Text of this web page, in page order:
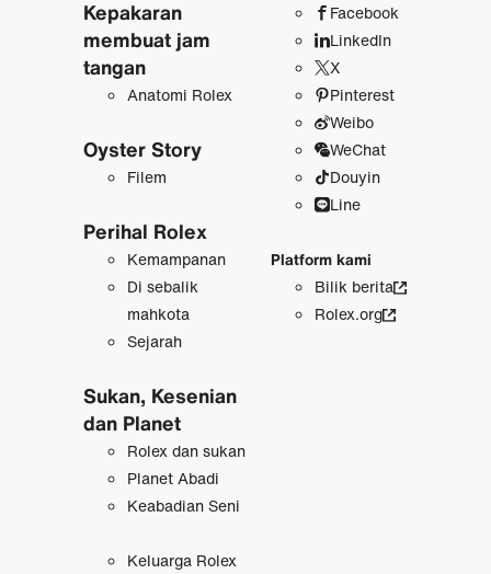
Kepakaran
membuat jam
tangan
Anatomi Rolex
Oyster Story
Filem
Perihal Rolex
Kemampanan
Di sebalik
mahkota
Sejarah
Sukan, Kesenian
dan Planet
Rolex dan sukan
Planet Abadi
Keabadian Seni
Keluarga Rolex
Facebook
LinkedIn
X
Pinterest
Weibo
WeChat
Douyin
Line
Platform kami
Bilik berita
Rolex.org